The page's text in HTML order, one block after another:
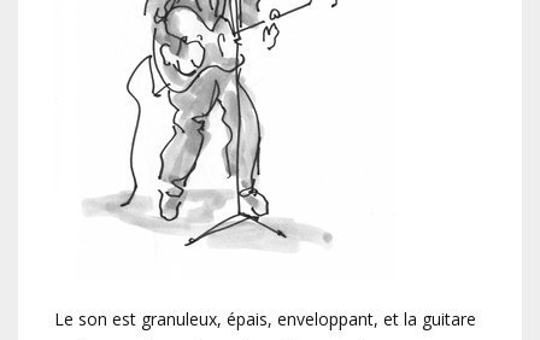
Le son est granuleux, épais, enveloppant, et la guitare